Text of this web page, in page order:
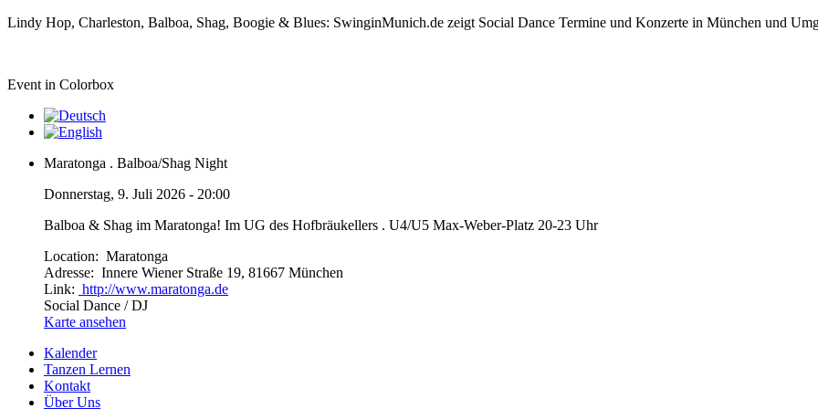
Lindy Hop, Charleston, Balboa, Shag, Boogie & Blues: SwinginMunich.de zeigt Social Dance Termine und Konzerte in München und
Event in Colorbox
Maratonga . Balboa/Shag Night
Donnerstag, 9. Juli 2026 - 20:00
Balboa & Shag im Maratonga! Im UG des Hofbräukellers . U4/U5 Max-Weber-Platz 20-23 Uhr
Location: Maratonga
Adresse: Innere Wiener Straße 19, 81667 München
Link: http://www.maratonga.de
Social Dance / DJ
Karte ansehen
Kalender
Tanzen Lernen
Kontakt
Über Uns